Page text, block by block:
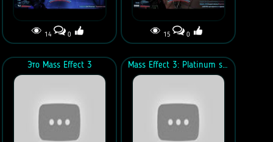
14 0 15 0
Это Mass Effect 3 Mass Effect 3: Platinum solo vs COLLECTORS on GLACIER (hazard)